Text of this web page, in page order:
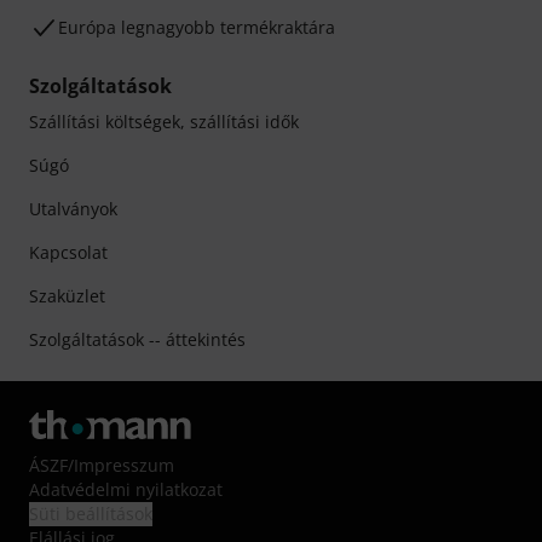
Európa legnagyobb termékraktára
Szolgáltatások
Szállítási költségek, szállítási idők
Súgó
Utalványok
Kapcsolat
Szaküzlet
Szolgáltatások -- áttekintés
ÁSZF/Impresszum
Adatvédelmi nyilatkozat